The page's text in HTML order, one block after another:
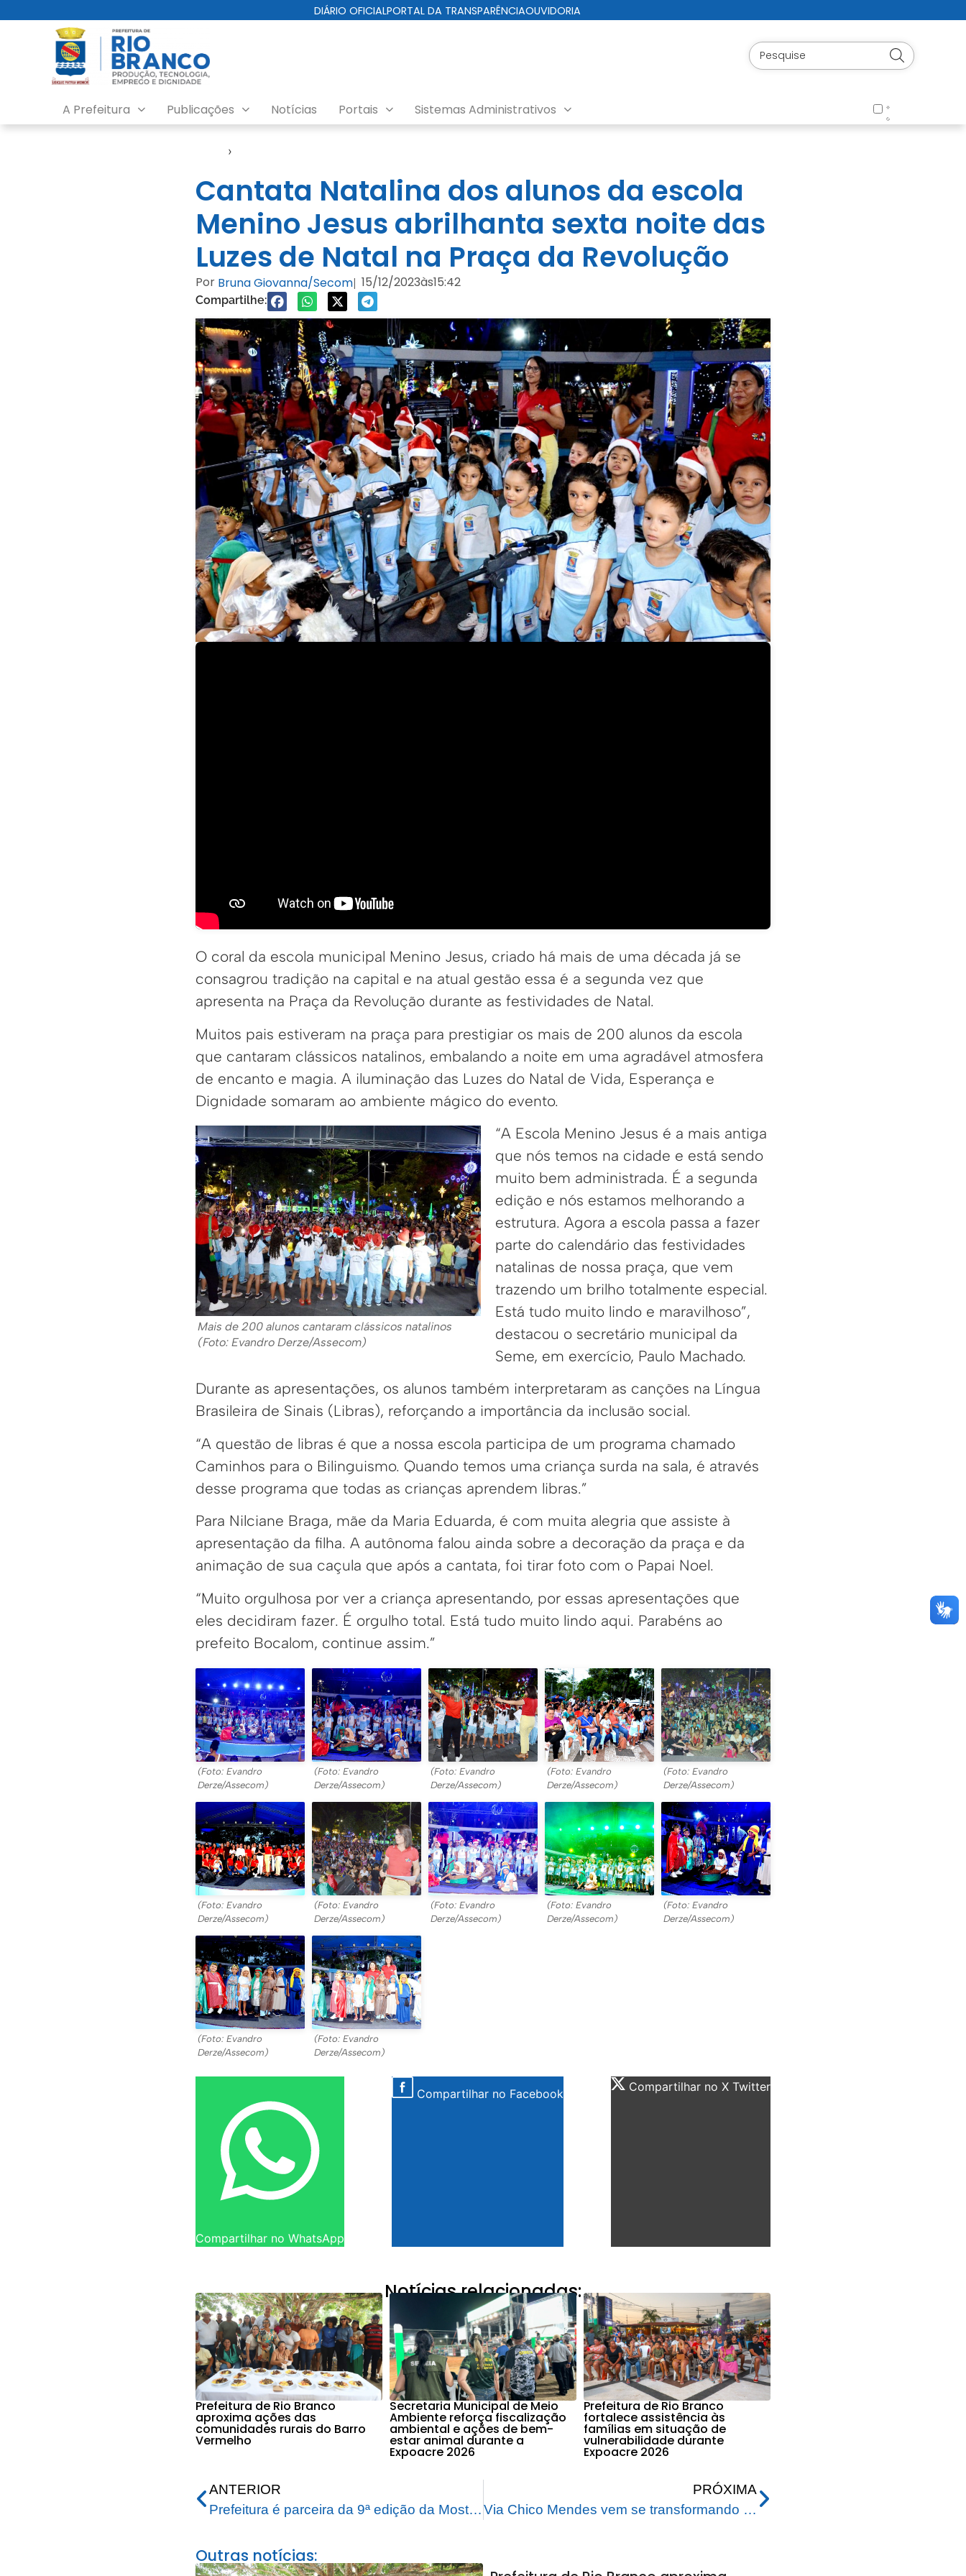
DIÁRIO OFICIALPORTAL DA TRANSPARÊNCIAOUVIDORIA
A Prefeitura Publicações Notícias Portais Sistemas Administrativos
›
Cantata Natalina dos alunos da escola
Menino Jesus abrilhanta sexta noite das
Luzes de Natal na Praça da Revolução
Por Bruna Giovanna/Secom| 15/12/2023às15:42
Compartilhe:
O coral da escola municipal Menino Jesus, criado há mais de uma década já se
consagrou tradição na capital e na atual gestão essa é a segunda vez que
apresenta na Praça da Revolução durante as festividades de Natal.
Muitos pais estiveram na praça para prestigiar os mais de 200 alunos da escola
que cantaram clássicos natalinos, embalando a noite em uma agradável atmosfera
de encanto e magia. A iluminação das Luzes do Natal de Vida, Esperança e
Dignidade somaram ao ambiente mágico do evento.
Mais de 200 alunos cantaram clássicos natalinos
(Foto: Evandro Derze/Assecom)
“A Escola Menino Jesus é a mais antiga
que nós temos na cidade e está sendo
muito bem administrada. É a segunda
edição e nós estamos melhorando a
estrutura. Agora a escola passa a fazer
parte do calendário das festividades
natalinas de nossa praça, que vem
trazendo um brilho totalmente especial.
Está tudo muito lindo e maravilhoso”,
destacou o secretário municipal da
Seme, em exercício, Paulo Machado.
Durante as apresentações, os alunos também interpretaram as canções na Língua
Brasileira de Sinais (Libras), reforçando a importância da inclusão social.
“A questão de libras é que a nossa escola participa de um programa chamado
Caminhos para o Bilinguismo. Quando temos uma criança surda na sala, é através
desse programa que todas as crianças aprendem libras.”
Para Nilciane Braga, mãe da Maria Eduarda, é com muita alegria que assiste à
apresentação da filha. A autônoma falou ainda sobre a decoração da praça e da
animação de sua caçula que após a cantata, foi tirar foto com o Papai Noel.
“Muito orgulhosa por ver a criança apresentando, por essas apresentações que
eles decidiram fazer. É orgulho total. Está tudo muito lindo aqui. Parabéns ao
prefeito Bocalom, continue assim.”
(Foto: Evandro
Derze/Assecom)
(Foto: Evandro
Derze/Assecom)
(Foto: Evandro
Derze/Assecom)
(Foto: Evandro
Derze/Assecom)
(Foto: Evandro
Derze/Assecom)
(Foto: Evandro
Derze/Assecom)
(Foto: Evandro
Derze/Assecom)
(Foto: Evandro
Derze/Assecom)
(Foto: Evandro
Derze/Assecom)
(Foto: Evandro
Derze/Assecom)
(Foto: Evandro
Derze/Assecom)
(Foto: Evandro
Derze/Assecom)
Compartilhar no WhatsApp
Compartilhar no Facebook Compartilhar no X Twitter
Notícias relacionadas:
Prefeitura de Rio Branco
aproxima ações das
comunidades rurais do Barro
Vermelho
Secretaria Municipal de Meio
Ambiente reforça fiscalização
ambiental e ações de bem-
estar animal durante a
Expoacre 2026
Prefeitura de Rio Branco
fortalece assistência às
famílias em situação de
vulnerabilidade durante
Expoacre 2026
ANTERIOR
Prefeitura é parceira da 9ª edição da Mostra Viver Ciência
PRÓXIMA
Via Chico Mendes vem se transformando em cartão postal da cidade
Outras notícias: